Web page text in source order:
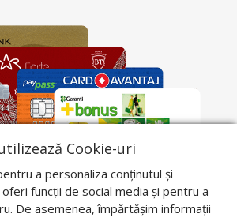
Cookie-uri
a personaliza conținutul și
funcții de social media și pentru a
De asemenea, împărtășim informații